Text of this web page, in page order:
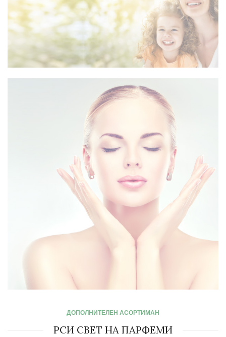
СИТЕ ПРОИЗВОДИ
ГРИЖА ЗА ЗДРАВЈЕТО – НАШЕТО
НАЈГОЛЕМО БОГАТСТВО
СИТЕ ПРОИЗВОДИ
УБАВИНА ОД
НАДВОР
ДОПОЛНИТЕЛЕН АСОРТИМАН
РСИ СВЕТ НА ПАРФЕМИ